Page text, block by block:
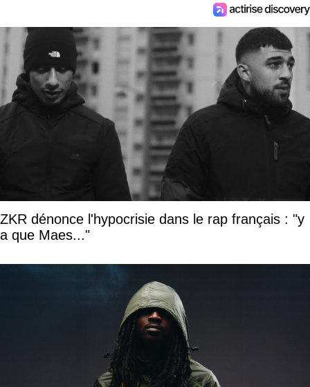
ZKR dénonce l'hypocrisie dans le rap français : "y
a que Maes..."